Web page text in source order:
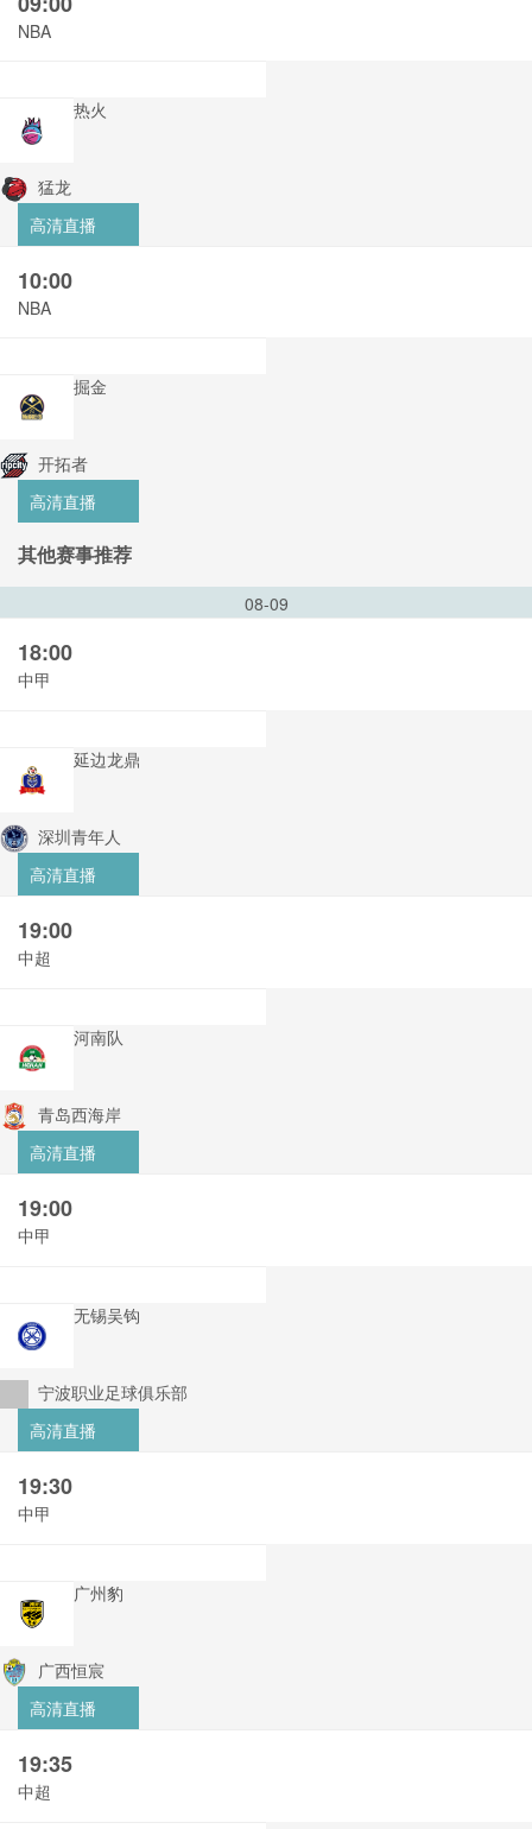
NBA
热火
猛龙
高清直播
10:00
NBA
掘金
开拓者
高清直播
其他赛事推荐
08-09
18:00
中甲
延边龙鼎
深圳青年人
高清直播
19:00
中超
河南队
青岛西海岸
高清直播
19:00
中甲
无锡吴钩
宁波职业足球俱乐部
高清直播
19:30
中甲
广州豹
广西恒宸
高清直播
19:35
中超